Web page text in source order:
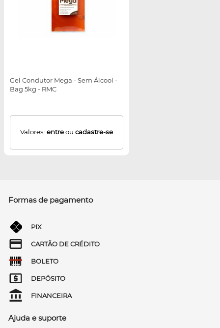
Gel Condutor Mega - Sem Álcool -
Bag 5kg - RMC
Valores: entreou cadastre-se
Formas de pagamento
PIX
CARTÃO DE CRÉDITO
BOLETO
DEPÓSITO
FINANCEIRA
Ajuda e suporte